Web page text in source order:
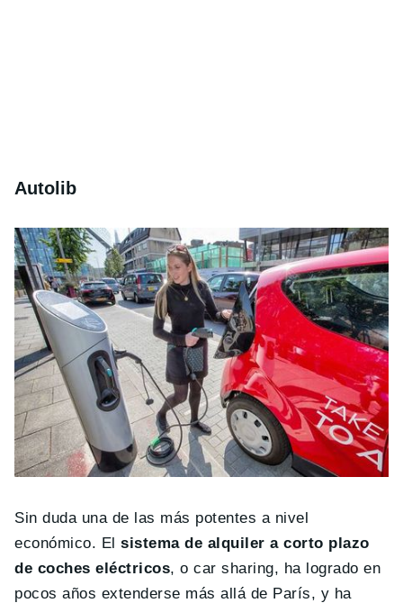
Autolib
Sin duda una de las más potentes a nivel
económico. Elsistema de alquiler a corto plazo
de coches eléctricos, o car sharing, ha logrado en
pocos años extenderse más allá de París, y ha